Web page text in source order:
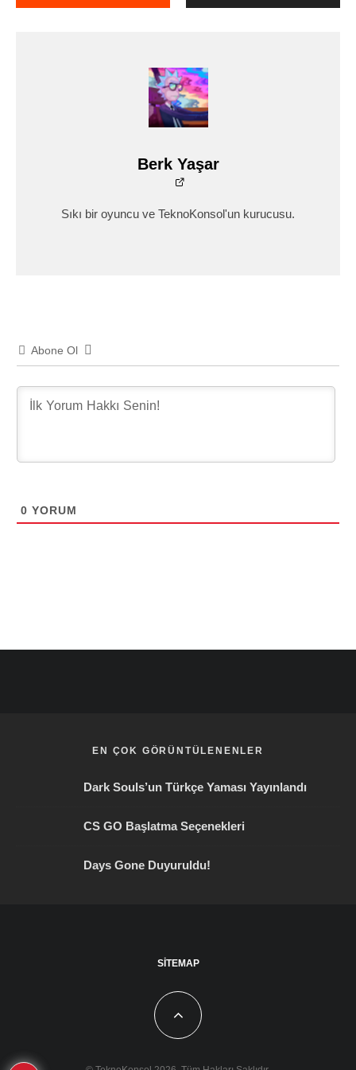
Berk Yaşar
Sıkı bir oyuncu ve TeknoKonsol'un kurucusu.
Abone Ol
0 YORUM
EN ÇOK GÖRÜNTÜLENENLER
Dark Souls’un Türkçe Yaması Yayınlandı
CS GO Başlatma Seçenekleri
Days Gone Duyuruldu!
SITEMAP